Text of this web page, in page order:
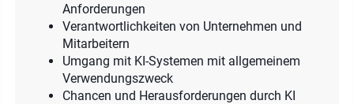
Anforderungen
Verantwortlichkeiten von Unternehmen und
Mitarbeitern
Umgang mit KI-Systemen mit allgemeinem
Verwendungszweck
Chancen und Herausforderungen durch KI